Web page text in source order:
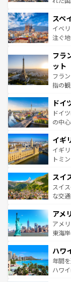
ろん
景な
ピザ
ませ
なお
しい。
スペ
イベ
注ぐ
文化
れる
る。
アー
せる
ンテ
フラ
ット
フラ
指の
で、
聖堂
から
いる
香り
らに
れる
を参
ドイ
ドイ
の中
顔を
ルリ
して
は、お
ドイ
イギ
イギ
トミ
リア
ティ
戦な
ンツ
スイ
スイ
な交
の建
博物
こと
ば市内
着の
アメ
アメ
東海
のよ
ンメ
西部
ハワ
年間
ハワ